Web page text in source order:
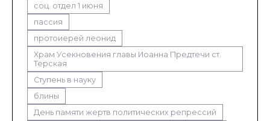
соц. отдел 1 июня
пассия
протоиерей леонид
Храм Усекновения главы Иоанна Предтечи ст.
Терская
Ступень в науку
блины
День памяти жертв политических репрессий